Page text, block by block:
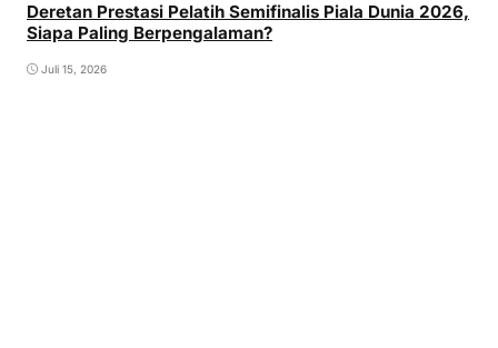
Deretan Prestasi Pelatih Semifinalis Piala Dunia 2026,
Siapa Paling Berpengalaman?
Juli 15, 2026